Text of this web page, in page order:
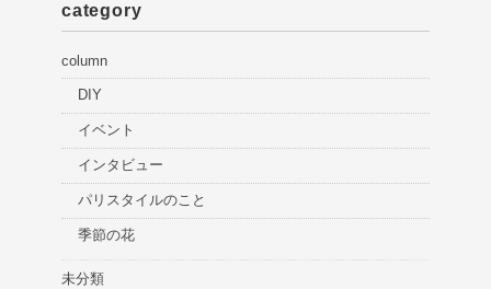
category
column
DIY
イベント
インタビュー
パリスタイルのこと
季節の花
未分類